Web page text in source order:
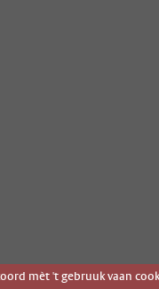
mèt 't gebruuk vaan